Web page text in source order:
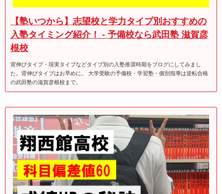
【塾いつから】志望校と学力タイプ別おすすめの
入塾タイミング紹介！ - 予備校なら武田塾 滋賀彦
根校
背伸びタイプ・現実タイプなどタイプ別の入塾推奨時期をブログにしてみまし
た。背伸びタイプはお早めに。 大学受験の予備校・学習塾・個別指導は逆転合格
の武田塾の滋賀彦根校まで。